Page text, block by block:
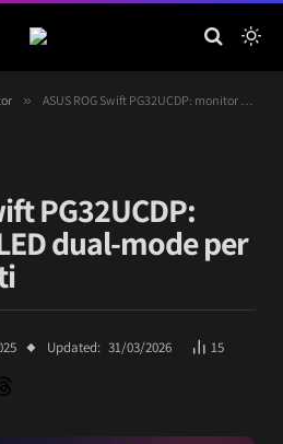
» ASUS ROG Swift PG32UCDP: monitor 4k OLED dual-mode per gamer esigenti
PG32UCDP:
dual-mode per
Updated: 31/03/2026 15